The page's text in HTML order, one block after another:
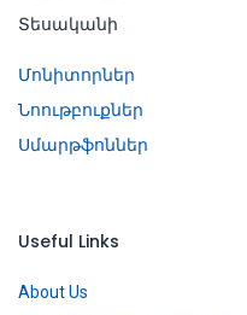
Տեսականի
Մոնիտորներ
Նոութբուքներ
Սմարթֆոններ
Useful Links
About Us